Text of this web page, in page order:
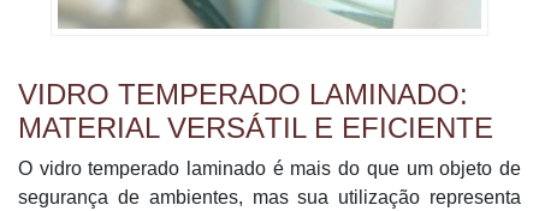
VIDRO TEMPERADO LAMINADO:
MATERIAL VERSÁTIL E EFICIENTE
O vidro temperado laminado é mais do que um objeto de
segurança de ambientes, mas sua utilização representa